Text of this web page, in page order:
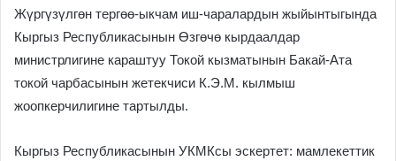
Жүргүзүлгөн тергөө-ыкчам иш-чаралардын жыйынтыгында
Кыргыз Республикасынын Өзгөчө кырдаалдар
министрлигине караштуу Токой кызматынын Бакай-Ата
токой чарбасынын жетекчиси К.Э.М. кылмыш
жоопкерчилигине тартылды.
Кыргыз Республикасынын УКМКсы эскертет: мамлекеттик